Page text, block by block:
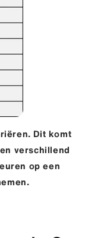
Dit komt
verschillend
op een
.